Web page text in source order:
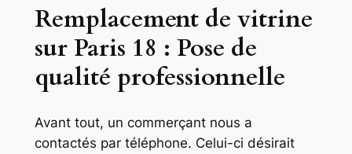
Remplacement de vitrine
sur Paris 18 : Pose de
qualité professionnelle
Avant tout, un commerçant nous a
contactés par téléphone. Celui-ci désirait